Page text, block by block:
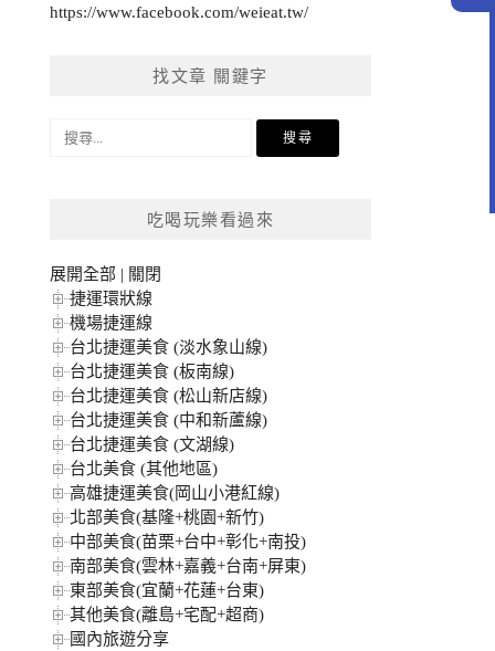
https://www.facebook.com/weieat.tw/
找文章 關鍵字
搜
吃喝玩樂看過來
展開全部 | 關閉
捷運環狀線
機場捷運線
台北捷運美食 (淡水象山線)
台北捷運美食 (板南線)
台北捷運美食 (松山新店線)
台北捷運美食 (中和新蘆線)
台北捷運美食 (文湖線)
台北美食 (其他地區)
高雄捷運美食(岡山小港紅線)
北部美食(基隆+桃園+新竹)
中部美食(苗栗+台中+彰化+南投)
南部美食(雲林+嘉義+台南+屏東)
東部美食(宜蘭+花蓮+台東)
其他美食(離島+宅配+超商)
國內旅遊分享